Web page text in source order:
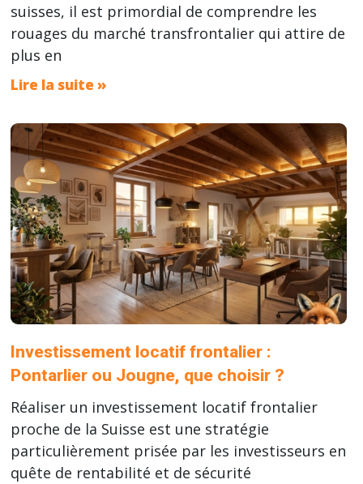
suisses, il est primordial de comprendre les
rouages du marché transfrontalier qui attire de
plus en
Lire la suite »
Investissement locatif frontalier :
Pontarlier ou Jougne, que choisir ?
Réaliser un investissement locatif frontalier
proche de la Suisse est une stratégie
particulièrement prisée par les investisseurs en
quête de rentabilité et de sécurité